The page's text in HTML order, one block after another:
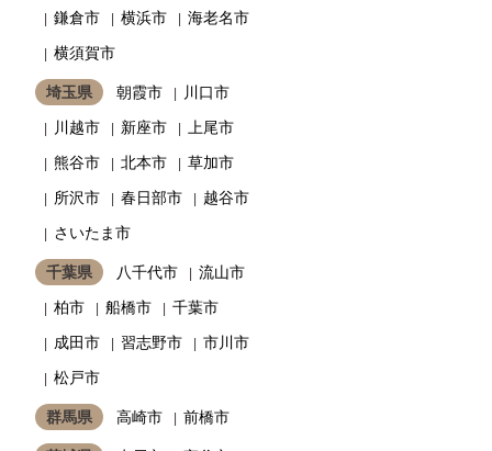
鎌倉市
横浜市
海老名市
横須賀市
埼玉県 朝霞市
川口市
川越市
新座市
上尾市
熊谷市
北本市
草加市
所沢市
春日部市
越谷市
さいたま市
千葉県 八千代市
流山市
柏市
船橋市
千葉市
成田市
習志野市
市川市
松戸市
群馬県 高崎市 前橋市